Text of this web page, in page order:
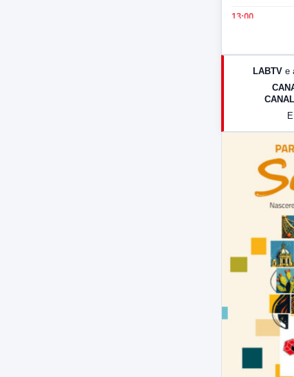
13:00
LABTV e